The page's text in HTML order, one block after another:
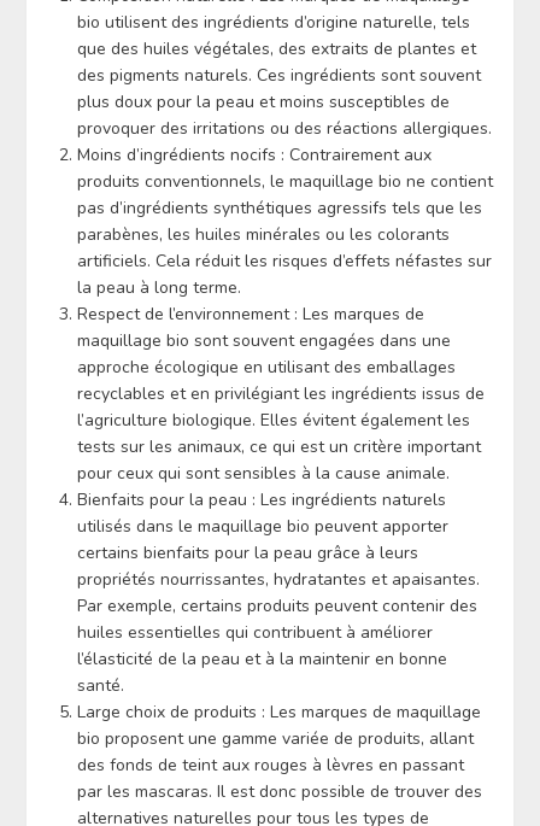
bio utilisent des ingrédients d’origine naturelle, tels
que des huiles végétales, des extraits de plantes et
des pigments naturels. Ces ingrédients sont souvent
plus doux pour la peau et moins susceptibles de
provoquer des irritations ou des réactions allergiques.
Moins d’ingrédients nocifs : Contrairement aux
produits conventionnels, le maquillage bio ne contient
pas d’ingrédients synthétiques agressifs tels que les
parabènes, les huiles minérales ou les colorants
artificiels. Cela réduit les risques d’effets néfastes sur
la peau à long terme.
Respect de l’environnement : Les marques de
maquillage bio sont souvent engagées dans une
approche écologique en utilisant des emballages
recyclables et en privilégiant les ingrédients issus de
l’agriculture biologique. Elles évitent également les
tests sur les animaux, ce qui est un critère important
pour ceux qui sont sensibles à la cause animale.
Bienfaits pour la peau : Les ingrédients naturels
utilisés dans le maquillage bio peuvent apporter
certains bienfaits pour la peau grâce à leurs
propriétés nourrissantes, hydratantes et apaisantes.
Par exemple, certains produits peuvent contenir des
huiles essentielles qui contribuent à améliorer
l’élasticité de la peau et à la maintenir en bonne
santé.
Large choix de produits : Les marques de maquillage
bio proposent une gamme variée de produits, allant
des fonds de teint aux rouges à lèvres en passant
par les mascaras. Il est donc possible de trouver des
alternatives naturelles pour tous les types de